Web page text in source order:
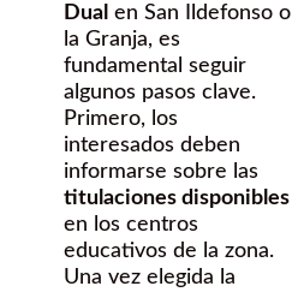
Dual en San Ildefonso o
la Granja, es
fundamental seguir
algunos pasos clave.
Primero, los
interesados deben
informarse sobre las
titulaciones disponibles
en los centros
educativos de la zona.
Una vez elegida la